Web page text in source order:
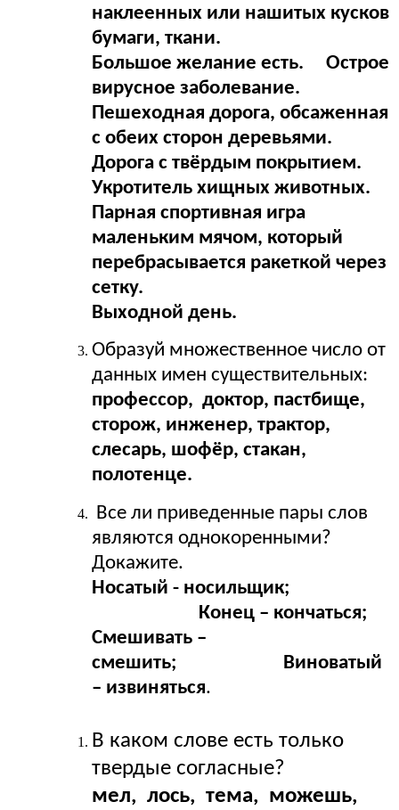
наклеенных или нашитых кусков
бумаги, ткани.
Большое желание есть. Острое
вирусное заболевание.
Пешеходная дорога, обсаженная
с обеих сторон деревьями.
Дорога с твёрдым покрытием.
Укротитель хищных животных.
Парная спортивная игра
маленьким мячом, который
перебрасывается ракеткой через
сетку.
Выходной день.
Образуй множественное число от
данных имен существительных:
профессор, доктор, пастбище,
сторож, инженер, трактор,
слесарь, шофёр, стакан,
полотенце.
Все ли приведенные пары слов
являются однокоренными?
Докажите.
Носатый - носильщик;
Конец – кончаться;
Смешивать –
смешить; Виноватый
– извиняться.
В каком слове есть только
твердые согласные?
мел, лось, тема, можешь,